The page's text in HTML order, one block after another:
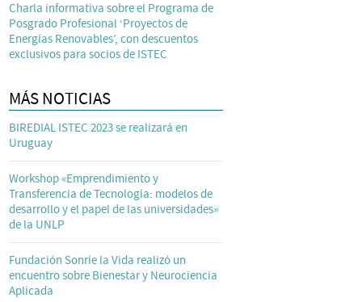
Charla informativa sobre el Programa de
Posgrado Profesional ‘Proyectos de
Energías Renovables’, con descuentos
exclusivos para socios de ISTEC
MÁS NOTICIAS
BIREDIAL ISTEC 2023 se realizará en
Uruguay
Workshop «Emprendimiento y
Transferencia de Tecnología: modelos de
desarrollo y el papel de las universidades»
de la UNLP
Fundación Sonríe la Vida realizó un
encuentro sobre Bienestar y Neurociencia
Aplicada